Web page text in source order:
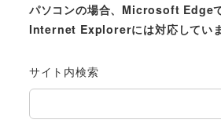
パソコンの場合、Microsoft Edgeで
Internet Explorerには対応していま
サイト内検索